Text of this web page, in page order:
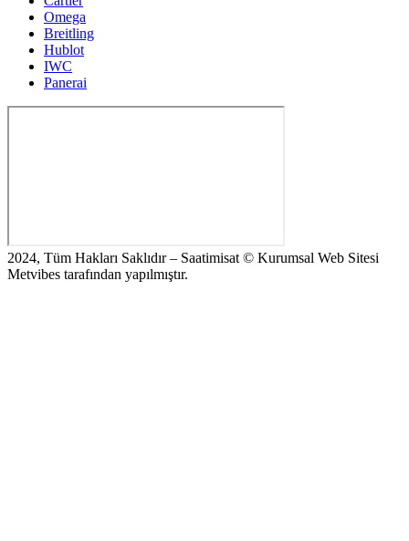
Omega
Breitling
Hublot
IWC
Panerai
2024, Tüm Hakları Saklıdır – Saatimisat © Kurumsal Web Sitesi
Metvibes tarafından yapılmıştır.